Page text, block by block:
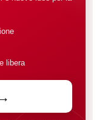
libera